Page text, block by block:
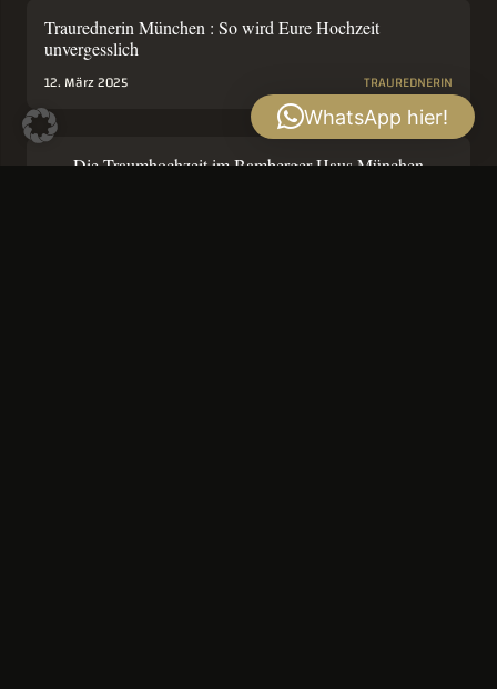
Traurednerin München : So wird Eure Hochzeit
unvergesslich
12. März 2025 TRAUREDNERIN
Die Traumhochzeit im Bamberger Haus München
WhatsApp hier!